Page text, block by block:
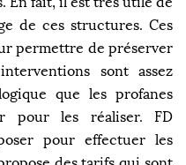
de ces structures. Ces
permettre de préserver
sont assez
que les profanes
pour les réaliser. FD
pour effectuer les